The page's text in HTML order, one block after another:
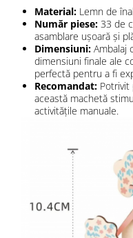
Material: Lemn de
Număr piese: 33 de
asamblare ușoară și
Dimensiuni: Ambalaj
dimensiuni finale ale
perfectă pentru a fi
Recomandat:
această machetă
activitățile manuale.